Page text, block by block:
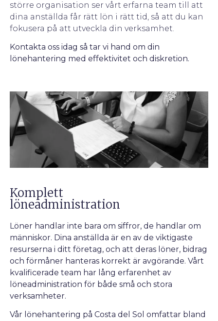
större organisation ser vårt erfarna team till att
dina anställda får rätt lön i rätt tid, så att du kan
fokusera på att utveckla din verksamhet.
Kontakta oss idag så tar vi hand om din
lönehantering med effektivitet och diskretion.
Komplett
löneadministration
Löner handlar inte bara om siffror, de handlar om
människor. Dina anställda är en av de viktigaste
resurserna i ditt företag, och att deras löner, bidrag
och förmåner hanteras korrekt är avgörande. Vårt
kvalificerade team har lång erfarenhet av
löneadministration för både små och stora
verksamheter.
Vår lönehantering på Costa del Sol omfattar bland